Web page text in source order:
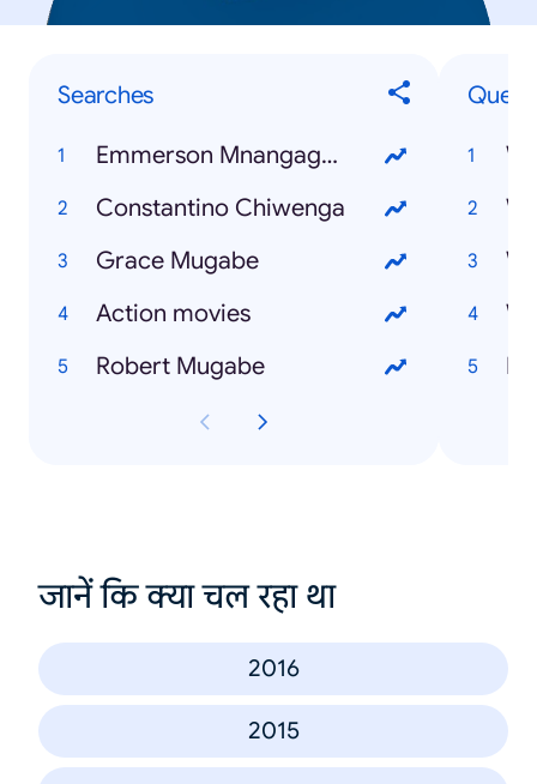
Searches
Emmerson Mnangagwa
Constantino Chiwenga
Grace Mugabe
Action movies
Robert Mugabe
जानें कि क्या चल रहा था
2016
2015